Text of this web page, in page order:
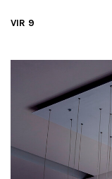
VIR 9